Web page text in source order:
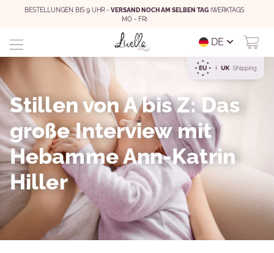
BESTELLUNGEN BIS 9 UHR -VERSAND NOCH AM SELBEN TAG (WERKTAGS
MO - FR)
DE
Stillen von A bis Z: Das
große Interview mit
Hebamme Ann-Katrin
Hiller